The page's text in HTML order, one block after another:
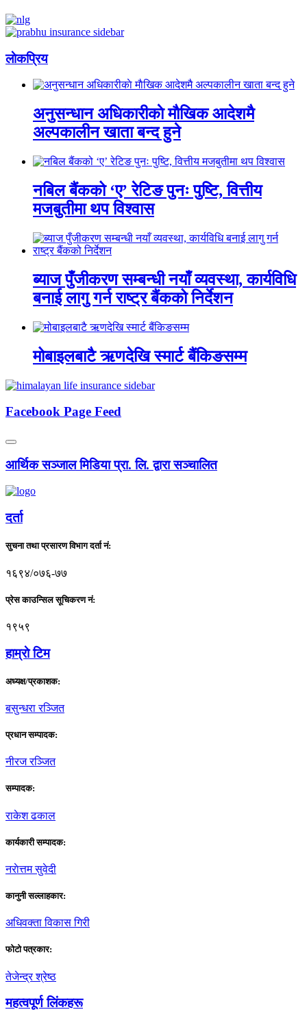
लाेकप्रिय
अनुसन्धान अधिकारीकाे माैखिक आदेशमै
अल्पकालीन खाता बन्द हुने
नबिल बैंकको ‘ए’ रेटिङ पुनः पुष्टि, वित्तीय
मजबुतीमा थप विश्वास
ब्याज पुँजीकरण सम्बन्धी नयाँ व्यवस्था, कार्यविधि
बनाई लागु गर्न राष्ट्र बैंकको निर्देशन
मोबाइलबाटै ऋणदेखि स्मार्ट बैंकिङसम्म
Facebook Page Feed
आर्थिक सञ्जाल मिडिया प्रा. लि. द्वारा सञ्चालित
दर्ता
सुचना तथा प्रसारण विभाग दर्ता नं:
१६९४/०७६-७७
प्रेस काउन्सिल सूचिकरण नं:
१९५९
हाम्राे टिम
अध्यक्ष/प्रकाशक:
बसुन्धरा रञ्जित
प्रधान सम्पादक:
नीरज रञ्जित
सम्पादक:
राकेश ढकाल
कार्यकारी सम्पादक:
नराेत्तम सुवेदी
कानुनी सल्लाहकार:
अधिवक्ता विकास गिरी
फाेटाे पत्रकार:
तेजेन्द्र श्रेष्ठ
महत्वपूर्ण लिंकहरू